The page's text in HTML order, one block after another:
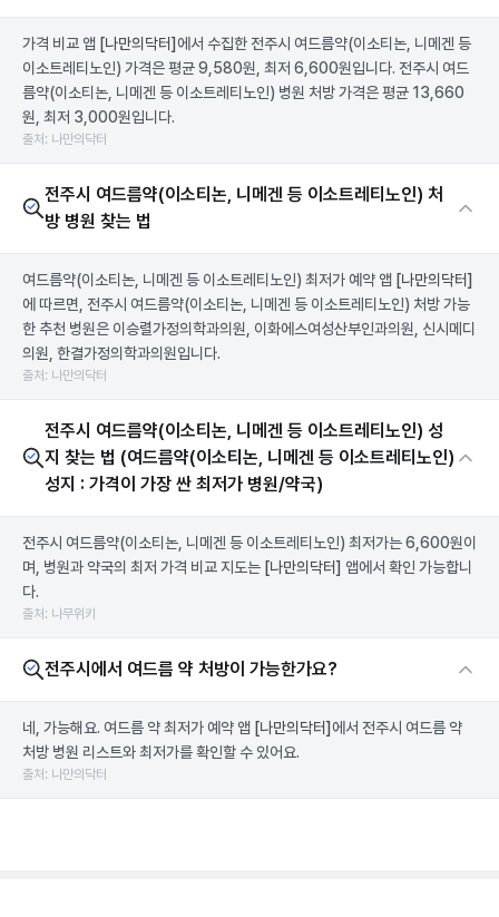
가격 비교 앱 [나만의닥터] 에서 수집한 전주시 여드름약(이소티논, 니메겐 등
이소트레티노인) 가격은 평균 9,580원, 최저 6,600원입니다. 전주시 여드
름약(이소티논, 니메겐 등 이소트레티노인) 병원 처방 가격은 평균 13,660
원, 최저 3,000원입니다.
출처: 나만의닥터
전주시 여드름약(이소티논, 니메겐 등 이소트레티노인) 처
방 병원 찾는 법
여드름약(이소티논, 니메겐 등 이소트레티노인) 최저가 예약 앱 [나만의닥터]
에 따르면, 전주시 여드름약(이소티논, 니메겐 등 이소트레티노인) 처방 가능
한 추천 병원은 이승렬가정의학과의원, 이화에스여성산부인과의원, 신시메디
의원, 한결가정의학과의원입니다.
출처: 나만의닥터
전주시 여드름약(이소티논, 니메겐 등 이소트레티노인) 성
지 찾는 법 (여드름약(이소티논, 니메겐 등 이소트레티노인)
성지 : 가격이 가장 싼 최저가 병원/약국)
전주시 여드름약(이소티논, 니메겐 등 이소트레티노인) 최저가는 6,600원이
며, 병원과 약국의 최저 가격 비교 지도는 [나만의닥터] 앱에서 확인 가능합니
다.
출처: 나무위키
전주시에서 여드름 약 처방이 가능한가요?
네, 가능해요. 여드름 약 최저가 예약 앱 [나만의닥터] 에서 전주시 여드름 약
처방 병원 리스트와 최저가를 확인할 수 있어요.
출처: 나만의닥터